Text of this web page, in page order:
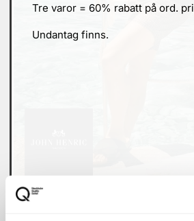
Tre varor = 60% rabatt på ord.
Undantag finns.